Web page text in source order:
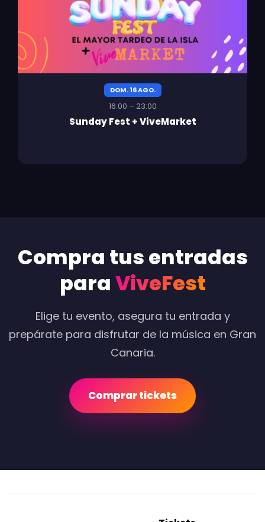
DOM. 16 AGO.
16:00 – 23:00
Sunday Fest + ViveMarket
Compra tus entradas
paraViveFest
Elige tu evento, asegura tu entrada y
prepárate para disfrutar de la música en Gran
Canaria.
Comprar tickets